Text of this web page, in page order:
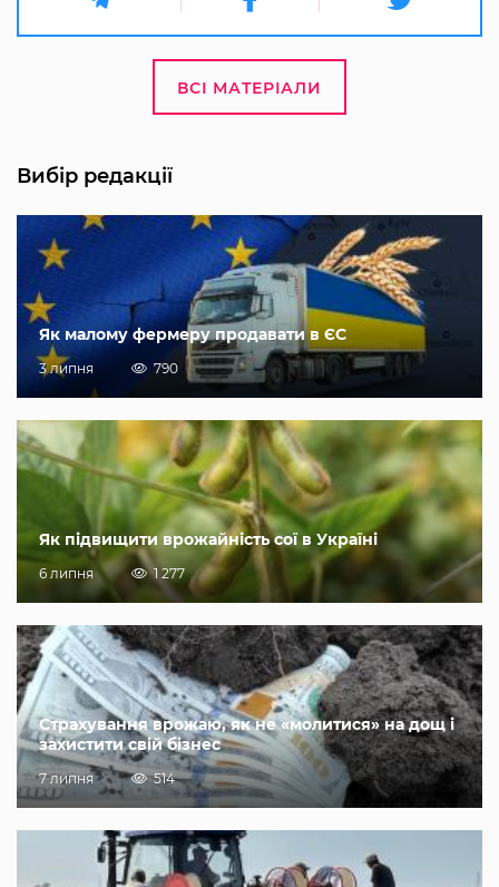
ВСІ МАТЕРІАЛИ
Вибір редакції
Як малому фермеру продавати в ЄС
3 липня 790
Як підвищити врожайність сої в Україні
6 липня 1 277
Страхування врожаю, як не «молитися» на дощ і
захистити свій бізнес
7 липня 514